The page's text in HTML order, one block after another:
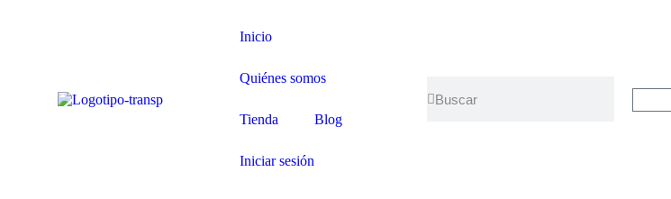
Inicio
Quiénes somos
Tienda Blog
Iniciar sesión